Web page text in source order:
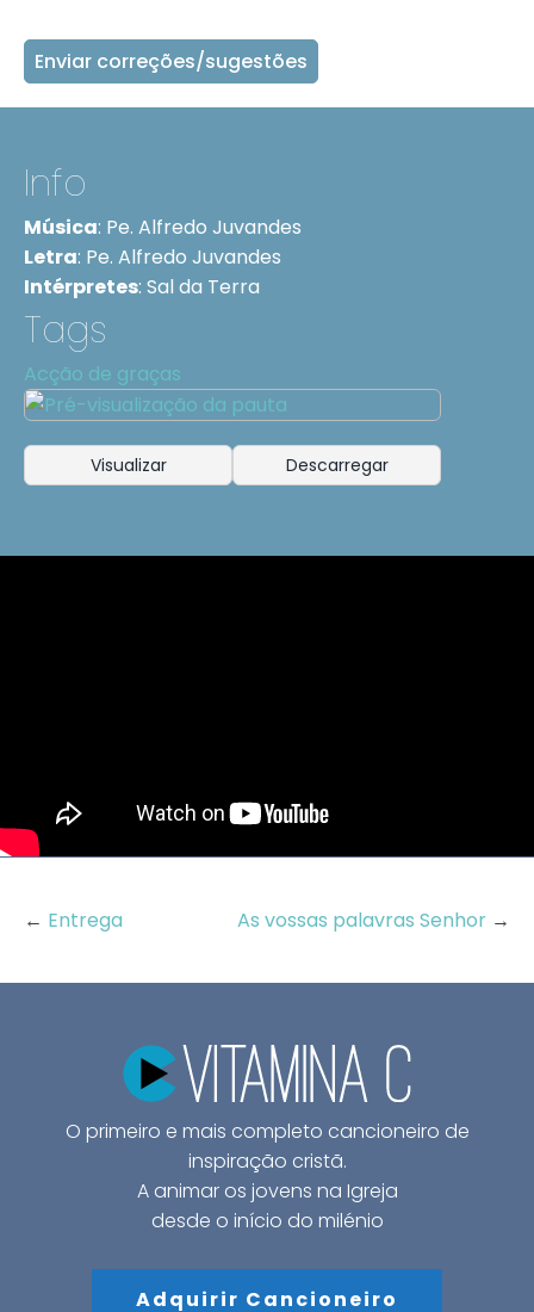
Enviar correções/sugestões
Info
Música: Pe. Alfredo Juvandes
Letra: Pe. Alfredo Juvandes
Intérpretes: Sal da Terra
Tags
Acção de graças
Visualizar Descarregar
← Entrega As vossas palavras Senhor →
O primeiro e mais completo cancioneiro de
inspiração cristã.
A animar os jovens na Igreja
desde o início do milénio
Adquirir Cancioneiro